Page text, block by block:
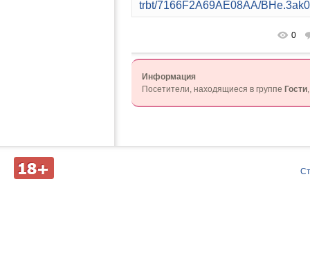
trbt/7166F2A69AE08AA/
0
Информация
Посетители, находящиеся в группе Гости